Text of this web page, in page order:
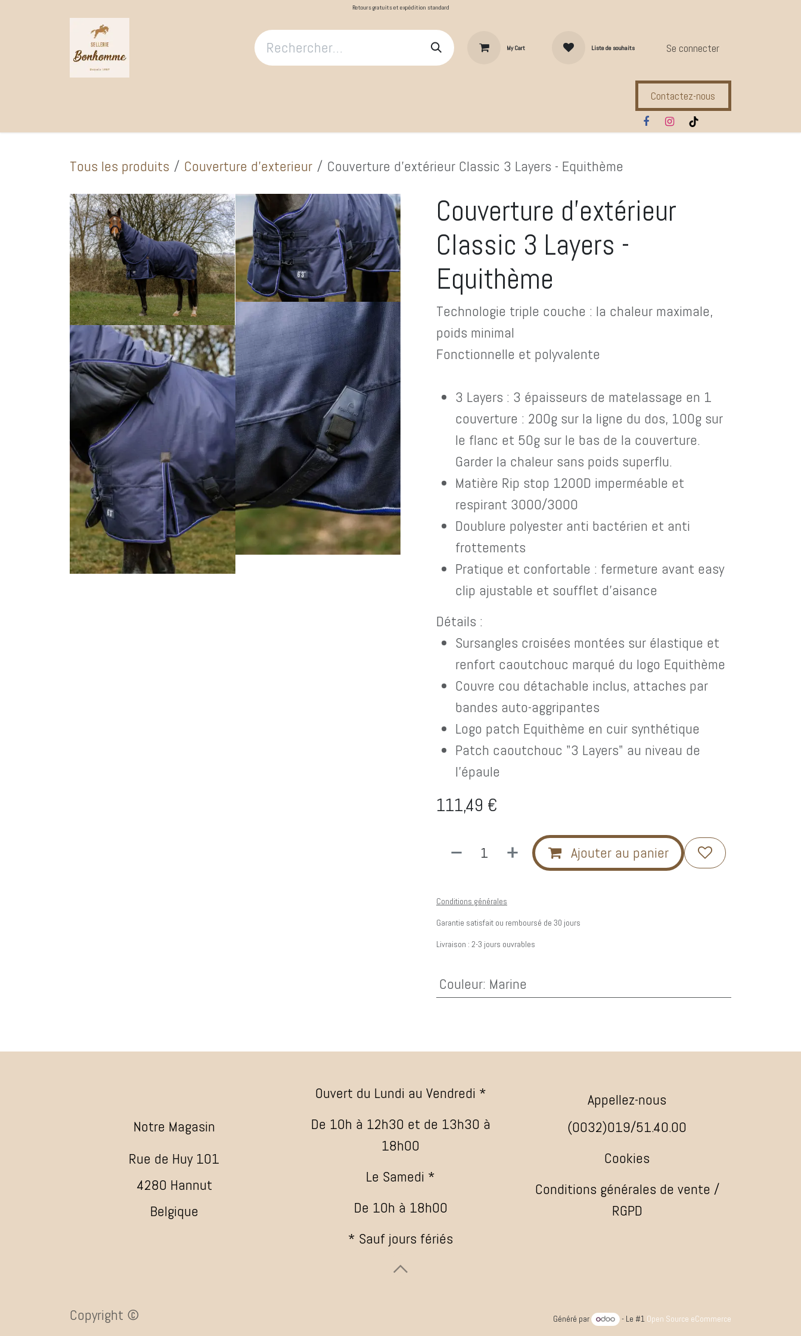
Retours gratuits et expédition standard
My Cart Liste de souhaits Se connecter
Compl. Alimentaires Ecuries
Contactez-nous
Tous les produits Couverture d'exterieur Couverture d'extérieur Classic 3 Layers - Equithème
Couverture d'extérieur
Classic 3 Layers -
Equithème
Technologie triple couche : la chaleur maximale,
poids minimal
Fonctionnelle et polyvalente
3 Layers : 3 épaisseurs de matelassage en 1
couverture : 200g sur la ligne du dos, 100g sur
le flanc et 50g sur le bas de la couverture.
Garder la chaleur sans poids superflu.
Matière Rip stop 1200D imperméable et
respirant 3000/3000
Doublure polyester anti bactérien et anti
frottements
Pratique et confortable : fermeture avant easy
clip ajustable et soufflet d'aisance
Détails :
Sursangles croisées montées sur élastique et
renfort caoutchouc marqué du logo Equithème
Couvre cou détachable inclus, attaches par
bandes auto-aggripantes
Logo patch Equithème en cuir synthétique
Patch caoutchouc "3 Layers" au niveau de
l'épaule
111,49 €
Ajouter au panier
Conditions générales
Garantie satisfait ou remboursé de 30 jours
Livraison : 2-3 jours ouvrables
Couleur: Marine
Notre Magasin
Rue de Huy 101
4280 Hannut
Belgique
Ouvert du Lundi au Vendredi *
De 10h à 12h30 et de 13h30 à
18h00
Le Samedi *
De 10h à 18h00
* Sauf jours fériés
Appellez-nous
(0032)019/51.40.00
Cookies
Conditions générales de vente /
RGPD
Copyright ©
Généré par - Le #1 Open Source eCommerce